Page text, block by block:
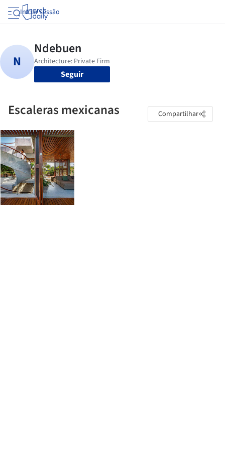
Iniciar sessão
Seguir
Escaleras mexicanas Compartilhar